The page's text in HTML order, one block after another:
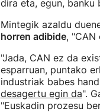
dira eta, egun, banku
Mintegik azaldu
horren adibide, "CAN
"Jada, CAN ez da
esparruan, puntako
industriak babes
desagertu egin da".
"Euskadin prozesu